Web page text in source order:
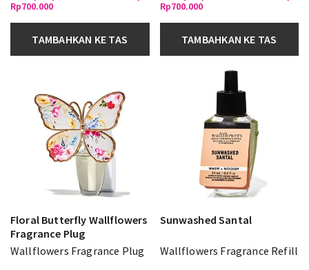
Rp700.000
TAMBAHKAN KE TAS
Rp700.000
TAMBAHKAN KE TAS
Floral Butterfly Wallflowers
Fragrance Plug
Wallflowers Fragrance Plug
Sunwashed Santal
Wallflowers Fragrance Refill